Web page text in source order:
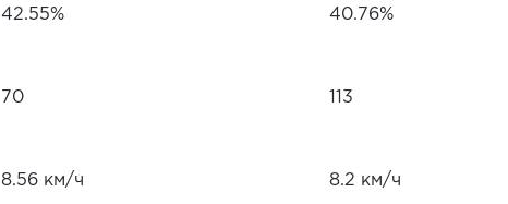
42.55% 40.76%
70 113
8.56 км/ч 8.2 км/ч